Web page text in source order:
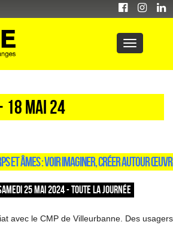
18 Mai 24
ET ÂMES : VOIR IMAGINER, CRÉER AUTOUR
25 MAI 2024 - TOUTE LA JOURNÉE
avec le CMP de Villeurbanne. Des